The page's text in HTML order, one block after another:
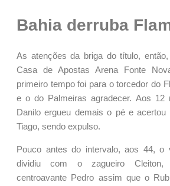
Bahia derruba
As atenções da briga do título,
Casa de Apostas Arena Fonte
primeiro tempo foi para o torcedor do
e o do Palmeiras agradecer. Aos 12
Danilo ergueu demais o pé e
Tiago, sendo expulso.
Pouco antes do intervalo, aos 44, o
dividiu com o zagueiro
centroavante Pedro assim que o